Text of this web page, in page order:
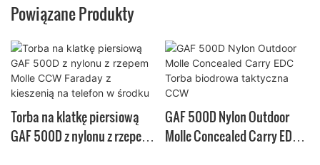
Powiązane Produkty
Torba na klatkę piersiową
GAF 500D z nylonu z rzepem
GAF 500D Nylon Outdoor
Molle Concealed Carry EDC